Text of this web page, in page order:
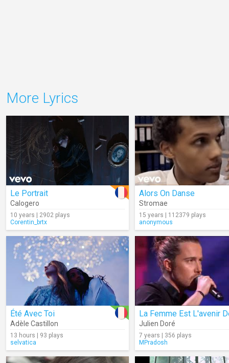
More Lyrics
Le Portrait
Calogero
10 years | 2902 plays
Corentin_brtx
Alors On Danse
Stromae
15 years | 112379 plays
anonymous
Été Avec Toi
Adèle Castillon
13 hours | 93 plays
selvatica
Julien Doré
7 years | 356 plays
MPradosh